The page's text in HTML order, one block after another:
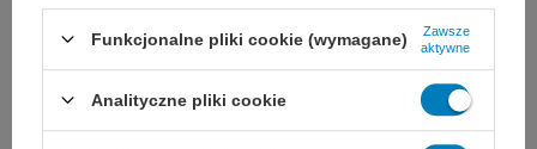
powodować mikro uraz i opóźniać proces
gojenia ran. W takiej sytuacji najlepiej
sprawdzą się opatrunki specjalistyczne, np.
Funkcjonalne pliki cookie (wymagane)
Zawsze
aktywne
Analityczne pliki cookie